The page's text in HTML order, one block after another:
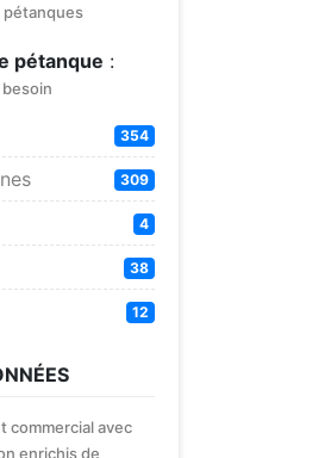
pétanques
pétanque :
354
309
4
38
12
commercial avec
enrichis de